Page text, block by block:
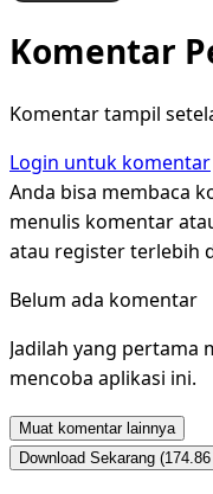
Komentar
Komentar tampil
Login untuk komentar
Anda bisa membaca
menulis komentar
atau register terlebih
Belum ada komentar
Jadilah yang pertama
mencoba aplikasi ini.
Muat komentar lainnya
Download Sekarang